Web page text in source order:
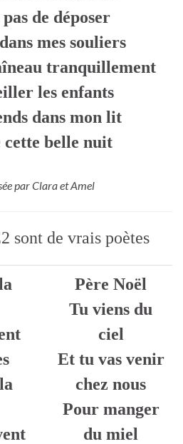
de déposer
mes souliers
tranquillement
les enfants
dans mon lit
belle nuit
par Clara et Amel
sont de vrais poètes
Père Noël
Tu viens du
ciel
Et tu vas venir
chez nous
Pour manger
du miel